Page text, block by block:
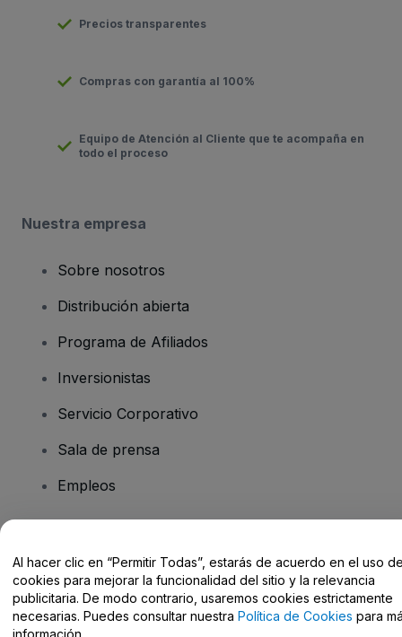
Precios transparentes
Compras con garantía al 100%
Equipo de Atención al Cliente que te acompaña en
todo el proceso
Nuestra empresa
Sobre nosotros
Distribución abierta
Programa de Afiliados
Inversionistas
Servicio Corporativo
Sala de prensa
Empleos
Centro de Ayuda / Contacto
Al hacer clic en “Permitir Todas”, estarás de acuerdo en el uso
cookies para mejorar la funcionalidad del sitio y la relevancia
publicitaria. De modo contrario, usaremos cookies estrictamente
necesarias. Puedes consultar nuestra Política de Cookies para
información.